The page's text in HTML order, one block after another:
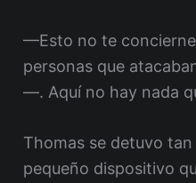
—Esto no te
personas que
—. Aquí no hay nada
Thomas se detuvo
pequeño dispositivo